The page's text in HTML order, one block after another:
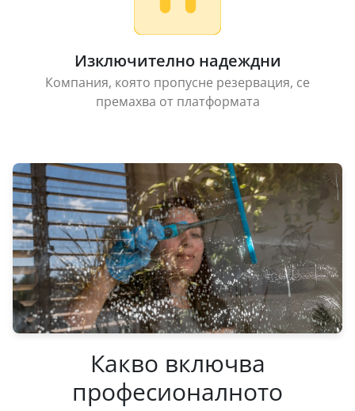
Изключително надеждни
Компания, която пропусне резервация, се
премахва от платформата
Какво включва
професионалното